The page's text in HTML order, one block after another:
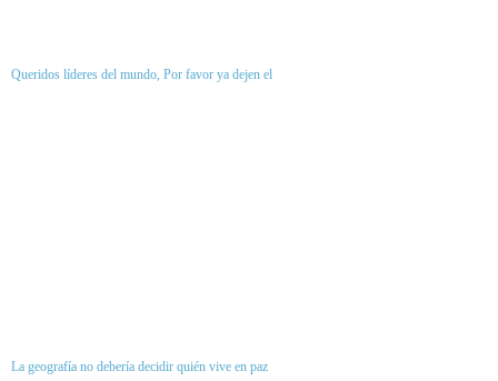
Queridos líderes del mundo, Por favor ya dejen el
La geografía no debería decidir quién vive en paz